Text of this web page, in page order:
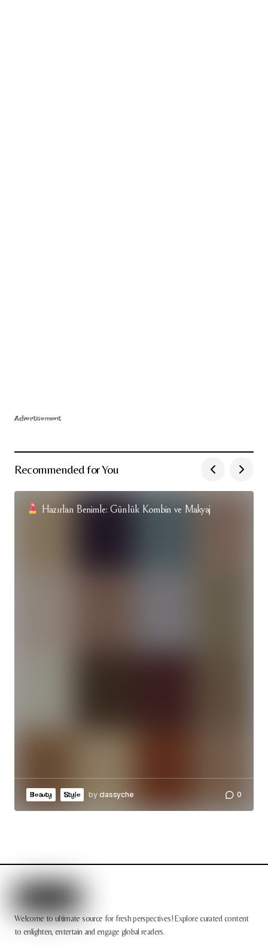
Advertisement
Recommended for You
Hazırlan Benimle: Günlük Kombin ve Makyaj
Beauty Style by classyche 0
Welcome to ultimate source for fresh perspectives! Explore curated content
to enlighten, entertain and engage global readers.